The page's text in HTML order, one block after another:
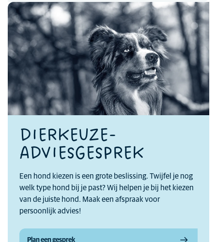
DIERKEUZE-
ADVIESGESPREK
Een hond kiezen is een grote beslissing. Twijfel je nog
welk type hond bij je past? Wij helpen je bij het kiezen
van de juiste hond. Maak een afspraak voor
persoonlijk advies!
Plan een gesprek